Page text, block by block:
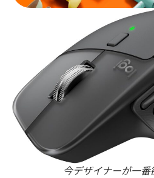
今デザイナーが一